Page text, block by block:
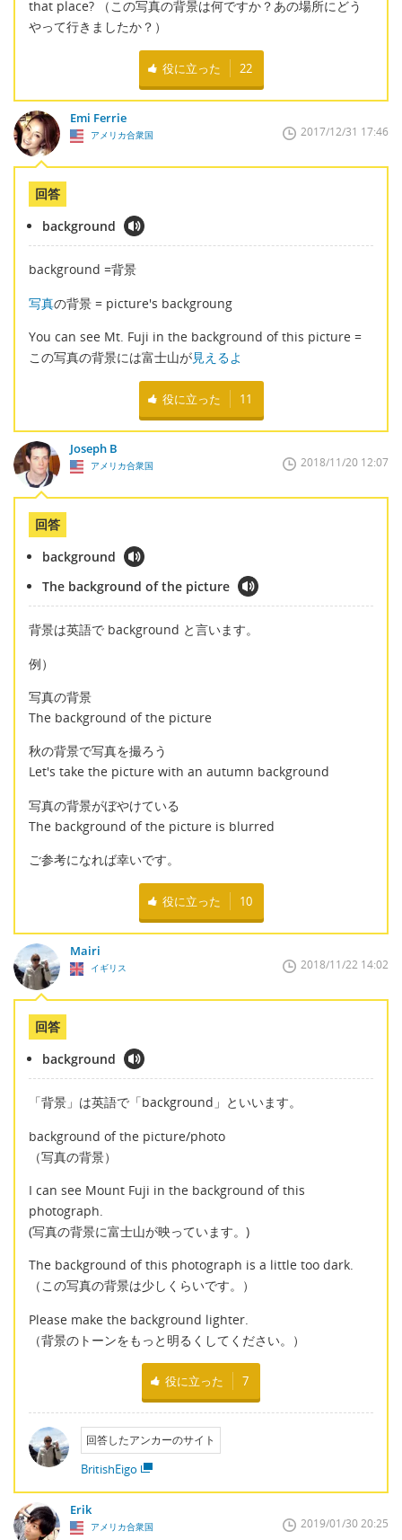
that place? （この写真の背景は何ですか？あの場所にどう
やって行きましたか？）
役に立った 22
Emi Ferrie
アメリカ合衆国 2017/12/31 17:46
回答
background
background =背景
写真の背景 = picture's backgroung
You can see Mt. Fuji in the background of this picture =
この写真の背景には富士山が見えるよ
役に立った 11
Joseph B
アメリカ合衆国 2018/11/20 12:07
回答
background
The background of the picture
背景は英語で background と言います。
例）
写真の背景
The background of the picture
秋の背景で写真を撮ろう
Let's take the picture with an autumn background
写真の背景がぼやけている
The background of the picture is blurred
ご参考になれば幸いです。
役に立った 10
Mairi
イギリス 2018/11/22 14:02
回答
background
「背景」は英語で「background」といいます。
background of the picture/photo
（写真の背景）
I can see Mount Fuji in the background of this
photograph.
(写真の背景に富士山が映っています。)
The background of this photograph is a little too dark.
（この写真の背景は少しくらいです。）
Please make the background lighter.
（背景のトーンをもっと明るくしてください。）
役に立った 7
回答したアンカーのサイト
BritishEigo
Erik
アメリカ合衆国 2019/01/30 20:25